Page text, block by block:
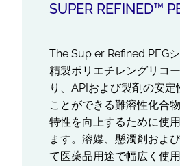
SUPER REFINED™
The Sup er Refined PEG
精製ポリエチレングリコ
り、APIおよび製剤の安定
ことができる難溶性化合
特性を向上するために使
ます。溶媒、懸濁剤およ
て医薬品用途で幅広く使